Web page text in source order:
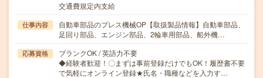
交通費規定内支給
仕事内容
自動車部品のプレス機械OP【取扱製品情報】自動車部品、
足回り部品、エンジン部品、2輪車用部品、船外機…
応募資格
ブランクOK / 英語力不要
◆経験者歓迎！〇まずは事前登録だけでもOK！履歴書不要
で気軽にオンライン登録★氏名・職種などを入力す…